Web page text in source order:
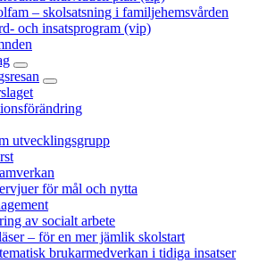
– skolsatsning i familjehemsvården
och insatsprogram (vip)
utvecklingsgrupp
för mål och nytta
av socialt arbete
– för en mer jämlik skolstart
brukarmedverkan i tidiga insatser